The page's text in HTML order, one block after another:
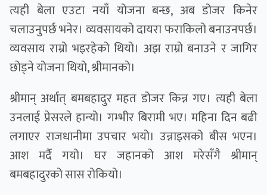
त्यही बेला एउटा नयाँ योजना बन्छ, अब डोजर किनेर
चलाउनुपर्छ भनेर। व्यवसायको दायरा फराकिलो बनाउनपर्छ।
व्यवसाय राम्रो भइरहेको थियो। अझ राम्रो बनाउने र जागिर
छोड्ने योजना थियो, श्रीमानकाे।
श्रीमान् अर्थात् बमबहादुर महत डोजर किन्न गए। त्यही बेला
उनलाई प्रेसरले हान्यो। गम्भीर बिरामी भए। महिना दिन बढी
लगाएर राजधानीमा उपचार भयो। उन्नाइसको बीस भएन।
आश मर्दै गयो। घर जहानको आश मरेसँगै श्रीमान्
बमबहादुरको सास रोकियो।